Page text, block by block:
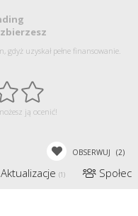
gdyż uzyskał pełne finansowanie.
ją ocenić!
OBSERWUJ (2)
Aktualizacje(1)